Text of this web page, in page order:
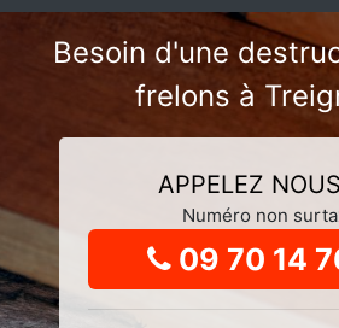
Besoin d'une
frelons à
APPELEZ
Numéro non
09 70 14